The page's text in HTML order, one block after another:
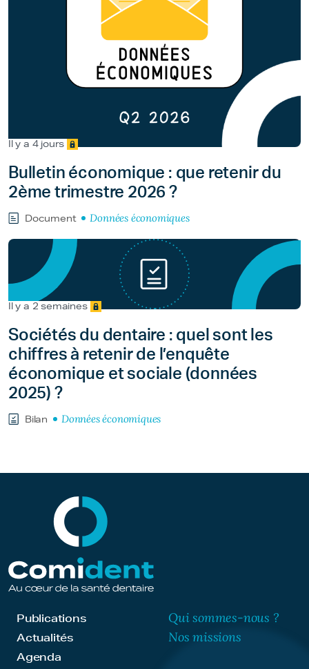
Il y a 4 jours
Bulletin économique : que retenir du
2ème trimestre 2026 ?
Document Données économiques
Il y a 2 semaines
Sociétés du dentaire : quel sont les
chiffres à retenir de l’enquête
économique et sociale (données
2025) ?
Bilan Données économiques
Publications
Actualités
Agenda
Qui sommes-nous ?
Nos missions